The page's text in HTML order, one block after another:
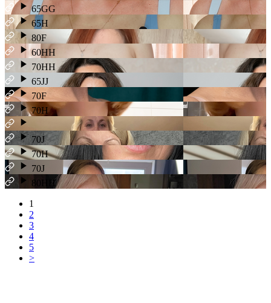
65GG
65H
80F
60HH
70HH
65JJ
70F
70H
70J
70H
70J
80HH
1
2
3
4
5
>